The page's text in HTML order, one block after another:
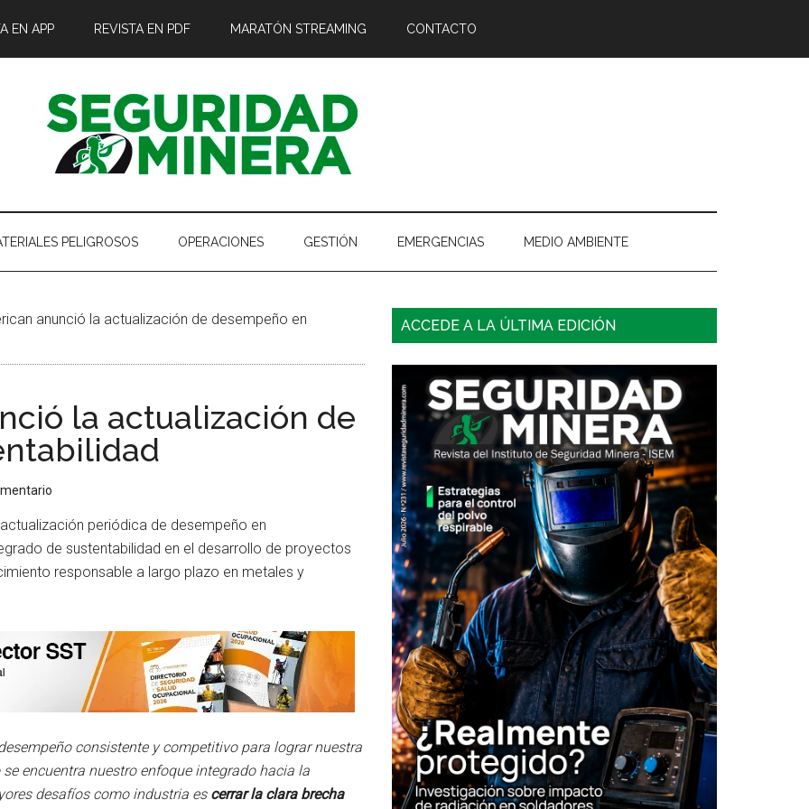
EN APP REVISTA EN PDF MARATÓN STREAMING CONTACTO
PELIGROSOS OPERACIONES GESTIÓN EMERGENCIAS MEDIO AMBIENTE
anunció la actualización de desempeño en
la actualización de
periódica de desempeño en
de sustentabilidad en el desarrollo de proyectos
responsable a largo plazo en metales y
consistente y competitivo para lograr nuestra
encuentra nuestro enfoque integrado hacia la
desafíos como industria es cerrar la clara brecha
Barra
principal
ACCEDE A LA ÚLTIMA EDICIÓN